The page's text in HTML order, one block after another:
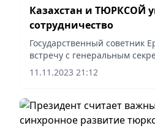
Казахстан и ТЮРКСОЙ
сотрудничество
Государственный советник
встречу с генеральным
Султаном Раевым, сообщает
Акорды.
11.11.2023 21:12